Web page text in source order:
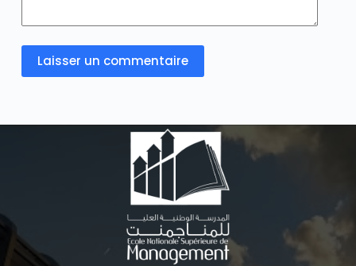
Laisser un commentaire